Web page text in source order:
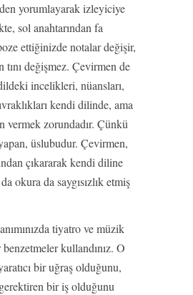
yorumlayarak izleyiciye
sol anahtarından fa
ettiğinizde notalar değişir,
tını değişmez. Çevirmen de
incelikleri, nüansları,
kendi dilinde, ama
vermek zorundadır. Çünkü
üslubudur. Çevirmen,
çıkararak kendi diline
okura da saygısızlık etmiş
tiyatro ve müzik
kullandınız. O
bir uğraş olduğunu,
bir iş olduğunu